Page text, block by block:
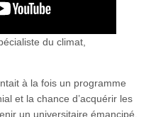
du climat,
à la fois un programme
et la chance d’acquérir les
un universitaire émancipé,